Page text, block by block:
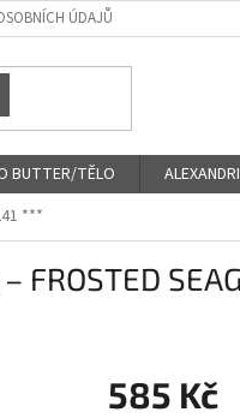
ÚDAJŮ
BUTTER/TĚLO
***
FROSTED
585 Kč